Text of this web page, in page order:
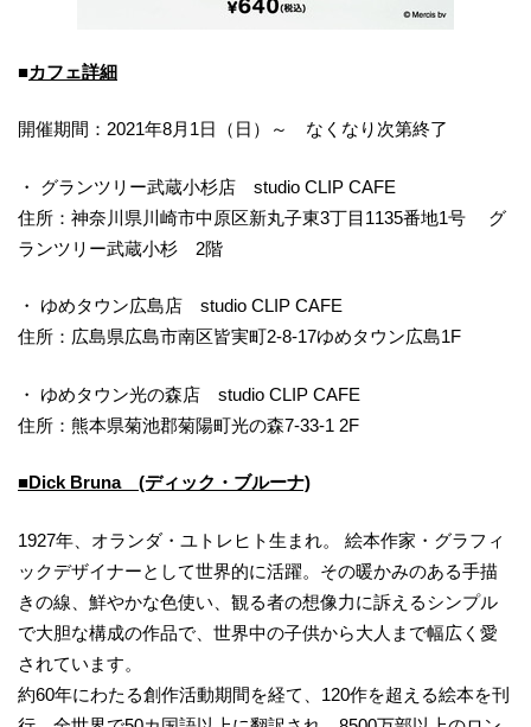
■カフェ詳細
開催期間：2021年8月1日（日）～ なくなり次第終了
・ グランツリー武蔵小杉店 studio CLIP CAFE
住所：神奈川県川崎市中原区新丸子東3丁目1135番地1号 グ
ランツリー武蔵小杉 2階
・ ゆめタウン広島店 studio CLIP CAFE
住所：広島県広島市南区皆実町2-8-17ゆめタウン広島1F
・ ゆめタウン光の森店 studio CLIP CAFE
住所：熊本県菊池郡菊陽町光の森7-33-1 2F
■Dick Bruna (ディック・ブルーナ)
1927年、オランダ・ユトレヒト生まれ。 絵本作家・グラフィ
ックデザイナーとして世界的に活躍。その暖かみのある手描
きの線、鮮やかな色使い、観る者の想像力に訴えるシンプル
で大胆な構成の作品で、世界中の子供から大人まで幅広く愛
されています。
約60年にわたる創作活動期間を経て、120作を超える絵本を刊